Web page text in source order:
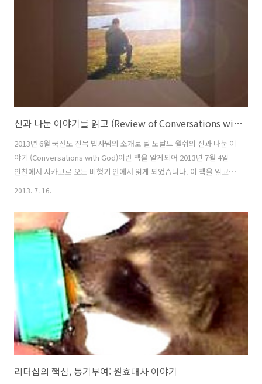
신과 나눈 이야기를 읽고 (Review of Conversations with God)
2013년 6월 국선도 진목 법사님의 소개로 닐 도날드 월쉬의 신과 나눈 이
야기 (Conversations with God)이란 책을 알게되어 2013년 7월 4일
인천에서 시카고로 오는 비행기 안에서 읽게 되었습니다. 이 책을 읽고,
정리하고, 그리고 느낀점들을 남겨봅니다. 중요 주제 요약 정리
력" 이라는 같은 성질을 가진 존재이다. 인간은 몸과 마음과 영혼으로 이
루어져 있다. 너희의 이 세가지 측면들은 사실은 세가지 에너지다. 그것
들을 생각, 말, 행동이라 부를 수도 있을 것이다. 그 세가지가 함께 합쳐
져서 하나의 결과를 창조한다. 이것을 느낌 혹은 체험이라고 한다. 신의
약속은 네가 그의 아들이요, 그녀의 자식..
2013. 7. 16.
리더십의 핵심, 동기부여: 원효대사 이야기